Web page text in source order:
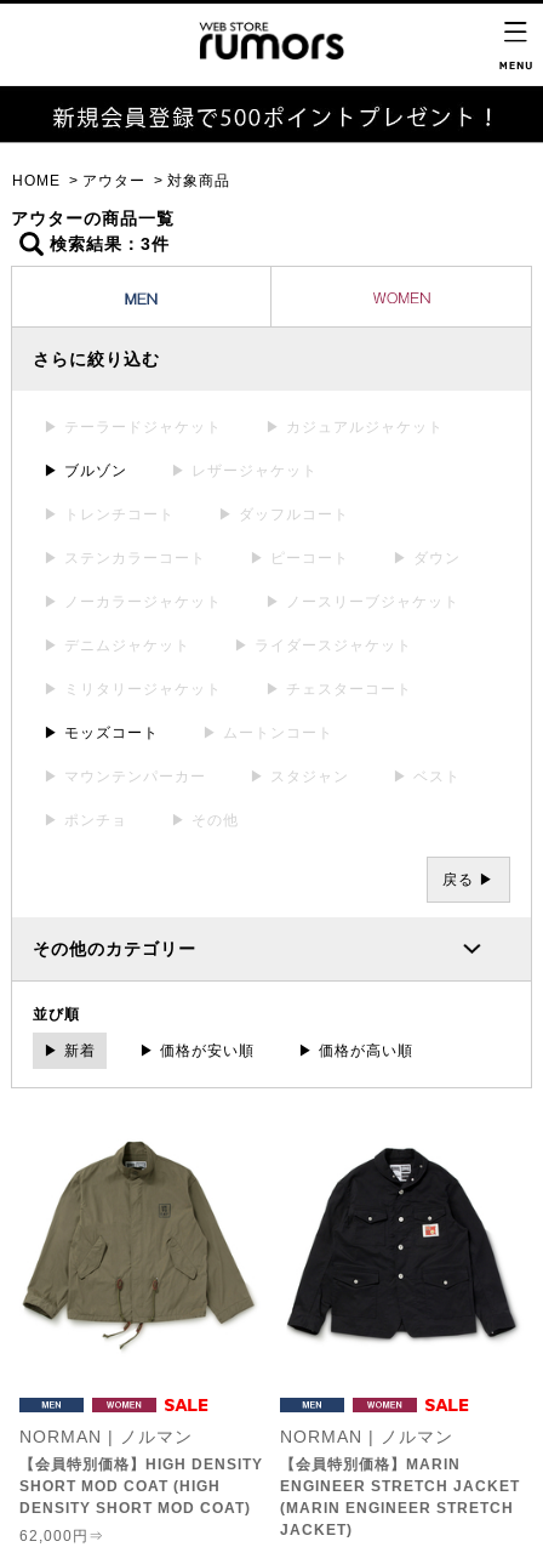
HOME アウター 対象商品
アウターの商品一覧
検索結果：3件
さらに絞り込む
▶ テーラードジャケット ▶ カジュアルジャケット
▶ ブルゾン ▶ レザージャケット
▶ トレンチコート ▶ ダッフルコート
▶ ステンカラーコート ▶ ピーコート ▶ ダウン
▶ ノーカラージャケット ▶ ノースリーブジャケット
▶ デニムジャケット ▶ ライダースジャケット
▶ ミリタリージャケット ▶ チェスターコート
▶ モッズコート ▶ ムートンコート
▶ マウンテンパーカー ▶ スタジャン ▶ ベスト
▶ ポンチョ ▶ その他
戻る ▶
その他のカテゴリー
並び順
▶ 新着 ▶ 価格が安い順 ▶ 価格が高い順
NORMAN | ノルマン
【会員特別価格】HIGH DENSITY
SHORT MOD COAT (HIGH
DENSITY SHORT MOD COAT)
62,000円⇒
NORMAN | ノルマン
【会員特別価格】MARIN
ENGINEER STRETCH JACKET
(MARIN ENGINEER STRETCH
JACKET)